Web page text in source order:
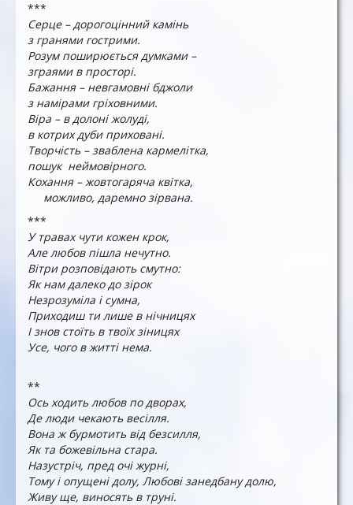
***
Серце – дорогоцінний камінь
з гранями гострими.
Розум поширюється думками –
зграями в просторі.
Бажання – невгамовні бджоли
з намірами гріховними.
Віра – в долоні жолуді,
в котрих дуби приховані.
Творчість – зваблена кармелітка,
пошук неймовірного.
Кохання – жовтогаряча квітка,
можливо, даремно зірвана.
***
У травах чути кожен крок,
Але любов пішла нечутно.
Вітри розповідають смутно:
Як нам далеко до зірок
Незрозуміла і сумна,
Приходиш ти лише в нічницях
І знов стоїть в твоїх зіницях
Усе, чого в житті нема.
**
Ось ходить любов по дворах,
Де люди чекають весілля.
Вона ж бурмотить від безсилля,
Як та божевільна стара.
Назустріч, пред очі журні,
Тому і опущені долу, Любові занедбану долю,
Живу ще, виносять в труні.